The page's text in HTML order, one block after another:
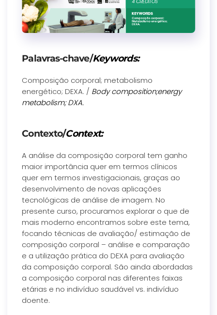
Palavras-chave/Keywords:
Composição corporal; metabolismo
energético; DEXA. / Body composition;energy
metabolism; DXA.
Contexto/Context:
A análise da composição corporal tem ganho
maior importância quer em termos clínicos
quer em termos investigacionais, graças ao
desenvolvimento de novas aplicações
tecnológicas de análise de imagem. No
presente curso, procuramos explorar o que de
mais moderno encontramos sobre este tema,
focando técnicas de avaliação/ estimação de
composição corporal – análise e comparação
e a utilização prática do DEXA para avaliação
da composição corporal. São ainda abordadas
a composição corporal nas diferentes faixas
etárias e no indivíduo saudável vs. indivíduo
doente.